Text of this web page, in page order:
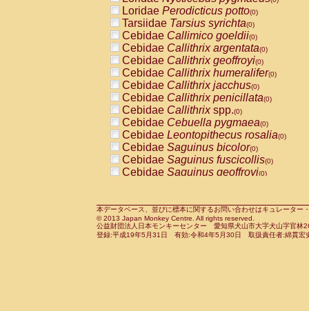
CercopithecidaeMacaca assamensis
Cercopithecidae Macaca
CercopithecidaeMacaca cyclopis
CercopithecidaeMacaca fascicularis
CercopithecidaeMacaca fuscaca
CercopithecidaeMacaca fuscata
CercopithecidaeMacaca fuscata
CercopithecidaeMacaca maura
CercopithecidaeMacaca mulatta
CercopithecidaeMacaca nemestrina
CercopithecidaeMacaca nigra(0)
CercopithecidaeMacaca radiata
CercopithecidaeMacaca silenus
CercopithecidaeMacaca sinica
CercopithecidaeMacaca tonkeana(0)
CercopithecidaeMacacahybrid(0)
CercopithecidaeMacaca spp.(0)
Loridae Perodicticus potto(0)
Tarsiidae Tarsius syrichta(0)
Cebidae Callimico goeldii(0)
Cebidae Callithrix argentata(0)
Cebidae Callithrix geoffroyi(0)
Cebidae Callithrix humeralifer(0)
Cebidae Callithrix jacchus(0)
Cebidae Callithrix penicillata(0)
Cebidae Callithrixspp.(0)
Cebidae Cebuella pygmaea(0)
Cebidae Leontopithecus rosalia(0)
Cebidae Saguinus bicolor(0)
Cebidae Saguinus fuscicollis(0)
Cebidae Saguinus geoffroyi(0)
CebidaeSaguinus leucopus(0)
CebidaeSaguinus midas(0)
Cebidae Saguinus mystax(0)
本データベース、並びに標本に関するお問い合わせはキュレータ
© 2013 Japan Monkey Centre. All rights reserved.
公益財団法人日本モンキーセンター 愛知県犬山市大字犬山字官
登録:平成19年5月31日 有効:令和4年5月30日 取扱責任者:綿貫宏